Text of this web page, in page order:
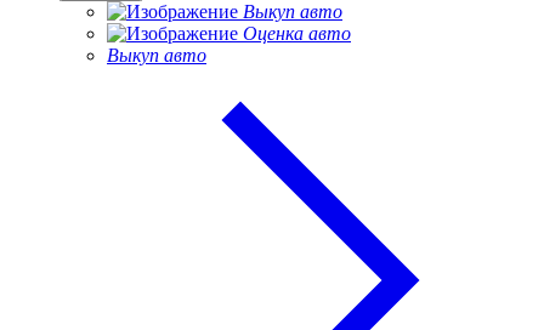
Выкуп авто
Оценка авто
Выкуп авто